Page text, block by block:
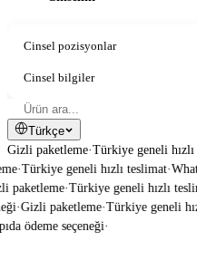
Cinsel pozisyonlar
Cinsel bilgiler
Türkçe
Gizli paketleme·Türkiye geneli
·Türkiye geneli hızlı teslimat·
·Türkiye geneli hızlı
·Gizli paketleme·Türkiye geneli
ödeme seçeneği·